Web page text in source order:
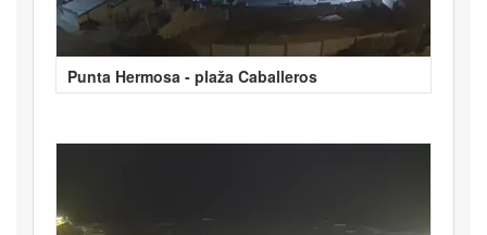
Punta Hermosa - plaža Caballeros